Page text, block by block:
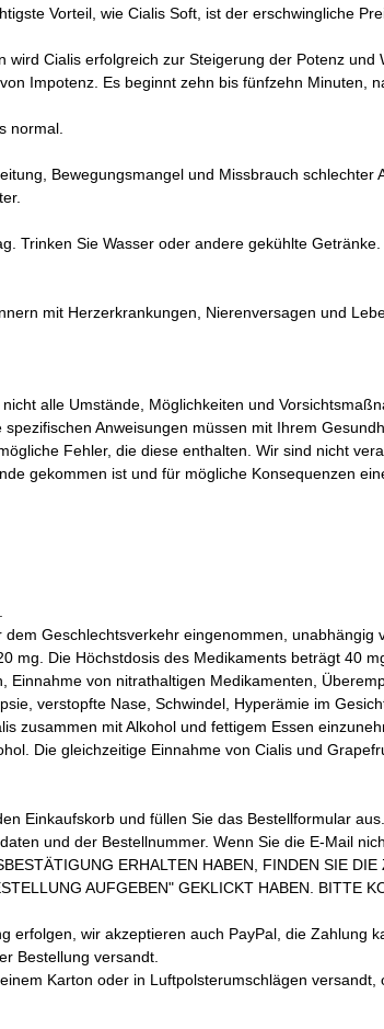
Vorteil, wie Cialis Soft, ist der erschwingliche
Cialis erfolgreich zur Steigerung der Potenz
Impotenz. Es beginnt zehn bis fünfzehn Minuten,
normal.
Bewegungsmangel und Missbrauch schlechter
Trinken Sie Wasser oder andere gekühlte
mit Herzerkrankungen, Nierenversagen und
alle Umstände, Möglichkeiten und
Anweisungen müssen mit Ihrem
Fehler, die diese enthalten. Wir sind nicht
gekommen ist und für mögliche Konsequenzen
Geschlechtsverkehr eingenommen,
mg. Die Höchstdosis des Medikaments beträgt 40
Einnahme von nitrathaltigen Medikamenten,
verstopfte Nase, Schwindel, Hyperämie im
zusammen mit Alkohol und fettigem Essen
Die gleichzeitige Einnahme von Cialis und
Einkaufskorb und füllen Sie das Bestellformular aus.
und der Bestellnummer. Wenn Sie die E-Mail
ERHALTEN HABEN, FINDEN SIE
AUFGEBEN" GEKLICKT HABEN. BITTE
erfolgen, wir akzeptieren auch PayPal, die Zahlung
Bestellung versandt.
Karton oder in Luftpolsterumschlägen